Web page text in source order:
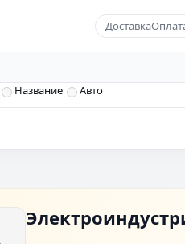
Доставка
Название Авто